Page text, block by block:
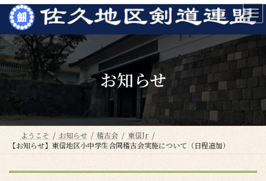
コ
ン
ツ
へ
ス
ナ
ー
シ
ョ
ン
お知らせ
ようこそ お知らせ 稽古会
東信Jr
【お知らせ】東信地区小中学生合同稽古会実施について（日程追加）